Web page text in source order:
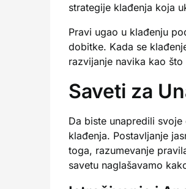
strategije klađenja koja
Pravi ugao u klađenju
dobitke. Kada se
razvijanje navika kao
Saveti za
Da biste unapredili
klađenja. Postavljanje
toga, razumevanje
savetu naglašavamo